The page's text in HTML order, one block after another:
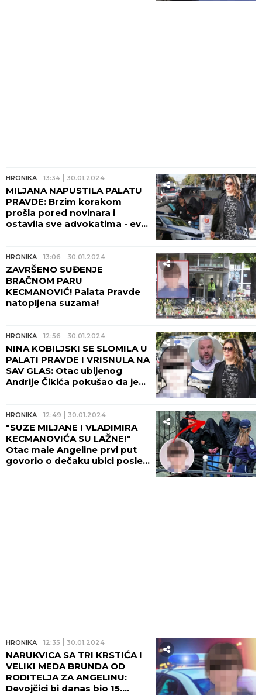
HRONIKA 13:34 30.01.2024
MILJANA NAPUSTILA PALATU
PRAVDE: Brzim korakom
prošla pored novinara i
ostavila sve advokatima - evo
HRONIKA 13:06 30.01.2024
ZAVRŠENO SUĐENJE
BRAČNOM PARU
KECMANOVIĆ! Palata Pravde
natopljena suzama!
HRONIKA 12:56 30.01.2024
NINA KOBILJSKI SE SLOMILA U
PALATI PRAVDE I VRISNULA NA
SAV GLAS: Otac ubijenog
Andrije Čikića pokušao da je
HRONIKA 12:49 30.01.2024
"SUZE MILJANE I VLADIMIRA
KECMANOVIĆA SU LAŽNE!"
Otac male Angeline prvi put
govorio o dečaku ubici posle
HRONIKA 12:35 30.01.2024
NARUKVICA SA TRI KRSTIĆA I
VELIKI MEDA BRUNDA OD
RODITELJA ZA ANGELINU:
Devojčici bi danas bio 15.